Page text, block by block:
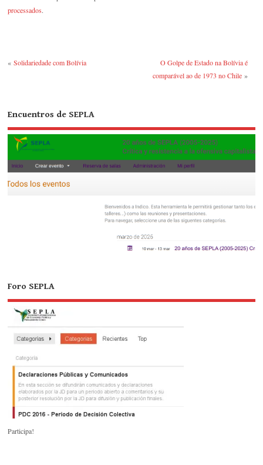
processados.
«Solidariedade com Bolívia
O Golpe de Estado na Bolívia é
comparável ao de 1973 no Chile»
Encuentros de SEPLA
Foro SEPLA
Participa!